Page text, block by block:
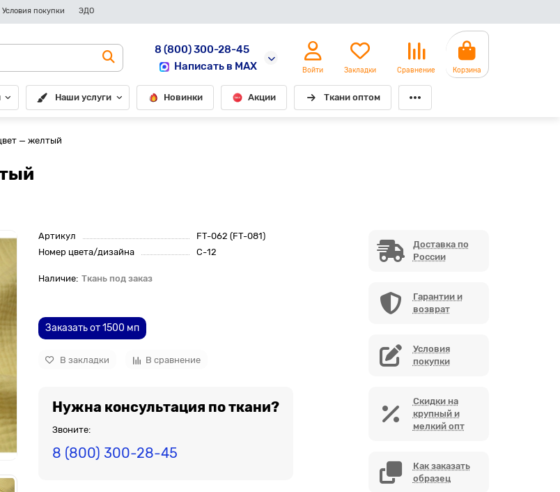
Условия покупки ЭДО
8 (800) 300-28-45
Написать в MAX
Войти Закладки Сравнение Корзина
Наши услуги Новинки Акции Ткани оптом
— желтый
Артикул
FT-062 (FT-081)
Номер цвета/дизайна
C-12
Ткань под заказ
Заказать от 1500 мп
В закладки В сравнение
Нужна консультация по ткани?
Звоните:
8 (800) 300-28-45
Доставка по
России
Гарантии и
возврат
Условия
покупки
Скидки на
крупный и
мелкий опт
Как заказать
образец